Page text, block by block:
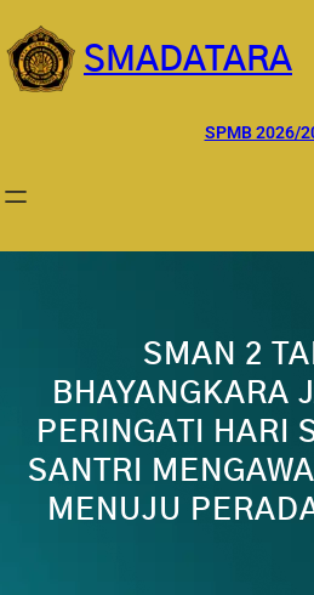
ke
konten
SMADATARA
SPMB 2026/
SMAN 2
BHAYANGKARA
PERINGATI HARI
SANTRI
MENUJU